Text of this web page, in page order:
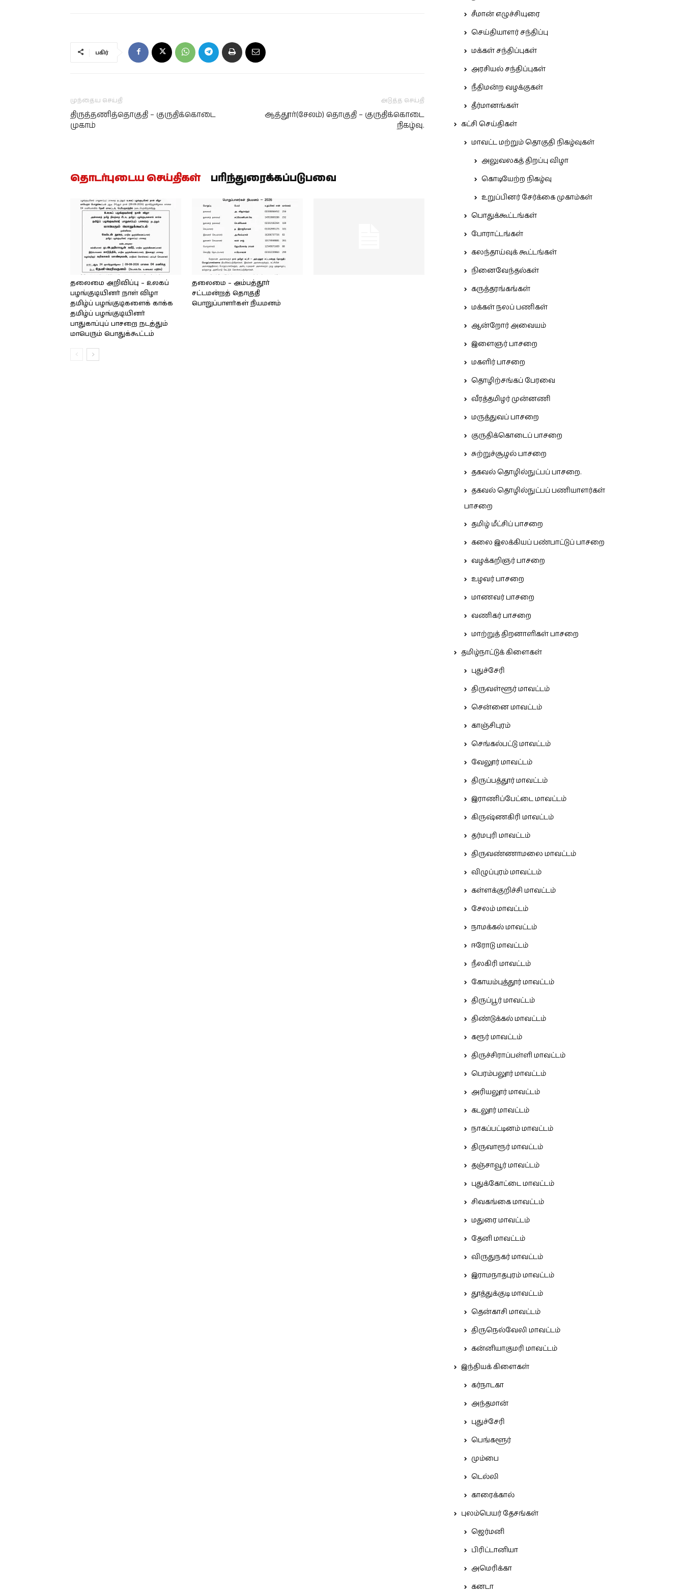
பகிர்
முந்தைய செய்தி
திருத்தணித்தொகுதி – குருதிக்கொடை
முகாம்
அடுத்த செய்தி
ஆத்தூர்(சேலம்) தொகுதி – குருதிக்கொடை
நிகழ்வு.
தொடர்புடைய செய்திகள் பரிந்துரைக்கப்படுபவை
தலைமை அறிவிப்பு – உலகப்
பழங்குடியினர் நாள் விழா
தமிழ்ப் பழங்குடிகளைக் காக்க
தமிழ்ப் பழங்குடியினர்
பாதுகாப்புப் பாசறை நடத்தும்
மாபெரும் பொதுக்கூட்டம்
தலைமை – அம்பத்தூர்
சட்டமன்றத் தொகுதி
பொறுப்பாளர்கள் நியமனம்
சீமான் எழுச்சியுரை
செய்தியாளர் சந்திப்பு
மக்கள் சந்திப்புகள்
அரசியல் சந்திப்புகள்
நீதிமன்ற வழக்குகள்
தீர்மானங்கள்
கட்சி செய்திகள்
மாவட்ட மற்றும் தொகுதி நிகழ்வுகள்
அலுவலகத் திறப்பு விழா
கொடியேற்ற நிகழ்வு
உறுப்பினர் சேர்க்கை முகாம்கள்
பொதுக்கூட்டங்கள்
போராட்டங்கள்
கலந்தாய்வுக் கூட்டங்கள்
நினைவேந்தல்கள்
கருத்தரங்கங்கள்
மக்கள் நலப் பணிகள்
ஆன்றோர் அவையம்
இளைஞர் பாசறை
மகளிர் பாசறை
தொழிற்சங்கப் பேரவை
வீரத்தமிழர் முன்னணி
மருத்துவப் பாசறை
குருதிக்கொடைப் பாசறை
சுற்றுச்சூழல் பாசறை
தகவல் தொழில்நுட்பப் பாசறை.
தகவல் தொழில்நுட்பப் பணியாளர்கள்
பாசறை
தமிழ் மீட்சிப் பாசறை
கலை இலக்கியப் பண்பாட்டுப் பாசறை
வழக்கறிஞர் பாசறை
உழவர் பாசறை
மாணவர் பாசறை
வணிகர் பாசறை
மாற்றுத் திறனாளிகள் பாசறை
தமிழ்நாட்டுக் கிளைகள்
புதுச்சேரி
திருவள்ளூர் மாவட்டம்
சென்னை மாவட்டம்
காஞ்சிபுரம்
செங்கல்பட்டு மாவட்டம்
வேலூர் மாவட்டம்
திருப்பத்தூர் மாவட்டம்
இராணிப்பேட்டை மாவட்டம்
கிருஷ்ணகிரி மாவட்டம்
தர்மபுரி மாவட்டம்
திருவண்ணாமலை மாவட்டம்
விழுப்புரம் மாவட்டம்
கள்ளக்குறிச்சி மாவட்டம்
சேலம் மாவட்டம்
நாமக்கல் மாவட்டம்
ஈரோடு மாவட்டம்
நீலகிரி மாவட்டம்
கோயம்புத்தூர் மாவட்டம்
திருப்பூர் மாவட்டம்
திண்டுக்கல் மாவட்டம்
கரூர் மாவட்டம்
திருச்சிராப்பள்ளி மாவட்டம்
பெரம்பலூர் மாவட்டம்
அரியலூர் மாவட்டம்
கடலூர் மாவட்டம்
நாகப்பட்டினம் மாவட்டம்
திருவாரூர் மாவட்டம்
தஞ்சாவூர் மாவட்டம்
புதுக்கோட்டை மாவட்டம்
சிவகங்கை மாவட்டம்
மதுரை மாவட்டம்
தேனி மாவட்டம்
விருதுநகர் மாவட்டம்
இராமநாதபுரம் மாவட்டம்
தூத்துக்குடி மாவட்டம்
தென்காசி மாவட்டம்
திருநெல்வேலி மாவட்டம்
கன்னியாகுமரி மாவட்டம்
இந்தியக் கிளைகள்
கர்நாடகா
அந்தமான்
புதுச்சேரி
பெங்களூர்
மும்பை
டெல்லி
காரைக்கால்
புலம்பெயர் தேசங்கள்
ஜெர்மனி
பிரிட்டானியா
அமெரிக்கா
கனடா